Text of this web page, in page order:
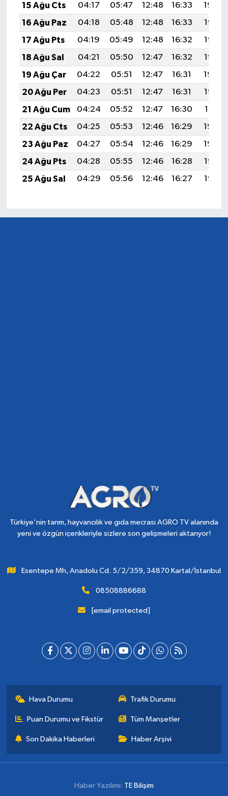
15 Ağu Cts
04:17 05:47 12:48 16:33
19:39
16 Ağu Paz
04:18 05:48 12:48 16:33
19:38
17 Ağu Pts
04:19 05:49 12:48 16:32
19:37
18 Ağu Sal
04:21 05:50 12:47 16:32
19:35
19 Ağu Çar
04:22 05:51 12:47 16:31
19:34
20 Ağu Per
04:23 05:51 12:47 16:31
19:33
21 Ağu Cum
04:24 05:52 12:47 16:30
19:31
22 Ağu Cts
04:25 05:53 12:46 16:29
19:30
23 Ağu Paz
04:27 05:54 12:46 16:29
19:29
24 Ağu Pts
04:28 05:55 12:46 16:28
19:27
25 Ağu Sal
04:29 05:56 12:46 16:27 19:26
Türkiye'nin tarım, hayvancılık ve gıda mecrası AGRO TV alanında
yeni ve özgün içerikleriyle sizlere son gelişmeleri aktarıyor!
Esentepe Mh, Anadolu Cd. 5/2/359, 34870 Kartal/İstanbul
08508886688
[email protected]
Hava Durumu Trafik Durumu
Puan Durumu ve Fikstür Tüm Manşetler
Son Dakika Haberleri Haber Arşivi
Haber Yazılımı: TE Bilişim